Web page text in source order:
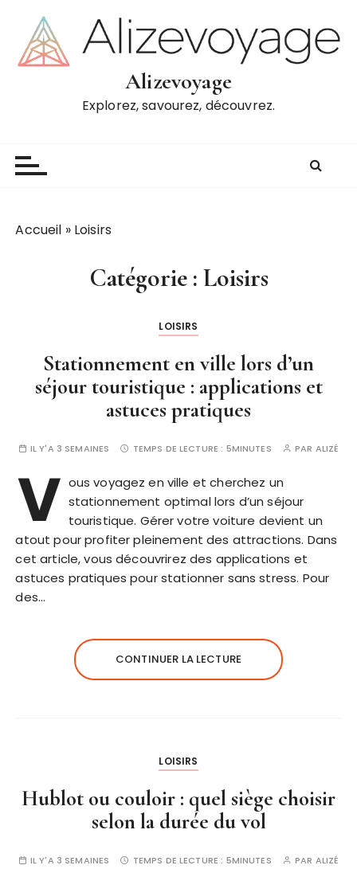
Alizevoyage
Explorez, savourez, découvrez.
Accueil » Loisirs
Catégorie : Loisirs
LOISIRS
Stationnement en ville lors d’un
séjour touristique : applications et
astuces pratiques
IL Y'A 3 SEMAINES TEMPS DE LECTURE : 5MINUTES PAR ALIZÉ
V ous voyagez en ville et cherchez un
stationnement optimal lors d’un séjour
touristique. Gérer votre voiture devient un
atout pour profiter pleinement des attractions. Dans
cet article, vous découvrirez des applications et
astuces pratiques pour stationner sans stress. Pour
des…
CONTINUER LA LECTURE
LOISIRS
Hublot ou couloir : quel siège choisir
selon la durée du vol
IL Y'A 3 SEMAINES TEMPS DE LECTURE : 5MINUTES PAR ALIZÉ